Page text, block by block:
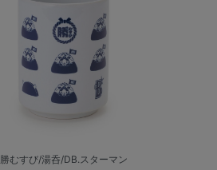
勝むすび/湯呑/DB.スターマン